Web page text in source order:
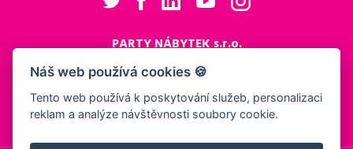
Náš web používá cookies 🍪
Tento web používá k poskytování služeb, personalizaci
reklam a analýze návštěvnosti soubory cookie.
PARTY NÁBYTEK s.r.o.
Cukrovarská 984
Logistický areál Cukrovar Čakovice
196 00 Praha 9 - Čakovice